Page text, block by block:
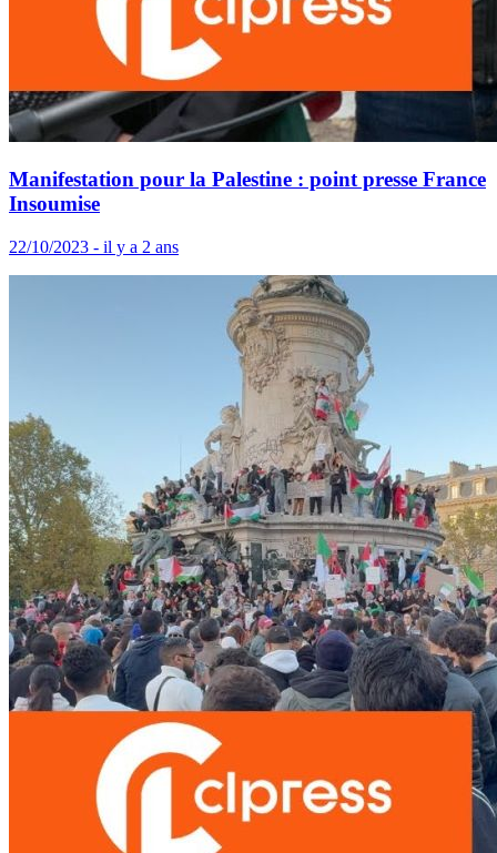
Manifestation pour la Palestine : point presse France
Insoumise
22/10/2023 - il y a 2 ans